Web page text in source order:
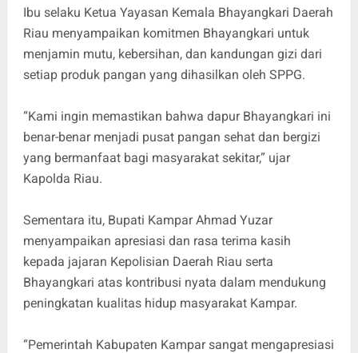
Ibu selaku Ketua Yayasan Kemala Bhayangkari Daerah
Riau menyampaikan komitmen Bhayangkari untuk
menjamin mutu, kebersihan, dan kandungan gizi dari
setiap produk pangan yang dihasilkan oleh SPPG.
“Kami ingin memastikan bahwa dapur Bhayangkari ini
benar-benar menjadi pusat pangan sehat dan bergizi
yang bermanfaat bagi masyarakat sekitar,” ujar
Kapolda Riau.
Sementara itu, Bupati Kampar Ahmad Yuzar
menyampaikan apresiasi dan rasa terima kasih
kepada jajaran Kepolisian Daerah Riau serta
Bhayangkari atas kontribusi nyata dalam mendukung
peningkatan kualitas hidup masyarakat Kampar.
“Pemerintah Kabupaten Kampar sangat mengapresiasi